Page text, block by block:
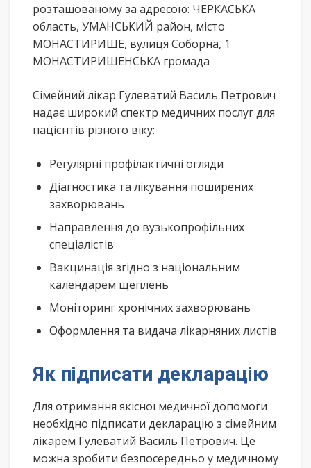
розташованому за адресою: ЧЕРКАСЬКА
область, УМАНСЬКИЙ район, місто
МОНАСТИРИЩЕ, вулиця Соборна, 1
МОНАСТИРИЩЕНСЬКА громада
Сімейний лікар Гулеватий Василь Петрович
надає широкий спектр медичних послуг для
пацієнтів різного віку:
Регулярні профілактичні огляди
Діагностика та лікування поширених
захворювань
Направлення до вузькопрофільних
спеціалістів
Вакцинація згідно з національним
календарем щеплень
Моніторинг хронічних захворювань
Оформлення та видача лікарняних листів
Як підписати декларацію
Для отримання якісної медичної допомоги
необхідно підписати декларацію з сімейним
лікарем Гулеватий Василь Петрович. Це
можна зробити безпосередньо у медичному